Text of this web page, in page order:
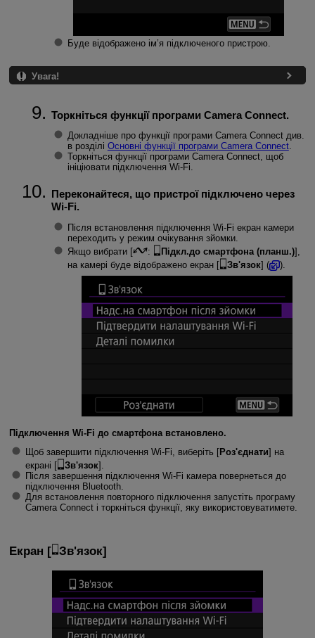
Буде відображено ім’я підключеного пристрою.
Увага!
Торкніться функції програми Camera Connect.
Докладніше про функції програми Camera Connect див.
в розділі Основні функції програми Camera Connect.
Торкніться функції програми Camera Connect, щоб
ініціювати підключення Wi-Fi.
Переконайтеся, що пристрої підключено через
Wi-Fi.
Після встановлення підключення Wi-Fi екран камери
переходить у режим очікування зйомки.
Якщо вибрати [
: Підкл.до смартфона (планш.)],
на камері буде відображено екран [
Зв'язок] ( ).
Підключення Wi-Fi до смартфона встановлено.
Щоб завершити підключення Wi-Fi, виберіть [Роз'єднати] на
екрані [
Зв'язок].
Після завершення підключення Wi-Fi камера повернеться до
підключення Bluetooth.
Для встановлення повторного підключення запустіть програму
Camera Connect і торкніться функції, яку використовуватимете.
Екран [ Зв'язок]